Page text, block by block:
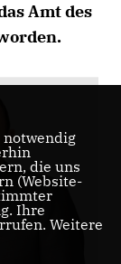
Amt des
notwendig
die uns
(Website-
Ihre
Weitere